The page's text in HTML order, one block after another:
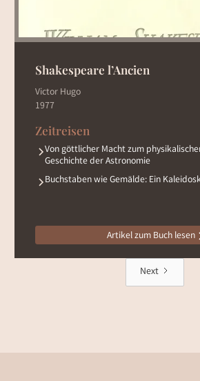
Shakespeare l’Ancien
Victor Hugo
1977
Zeitreisen
Von göttlicher Macht zum
Geschichte der Astronomie
Buchstaben wie Gemälde: Ein
Artikel zum Buch lesen
Next